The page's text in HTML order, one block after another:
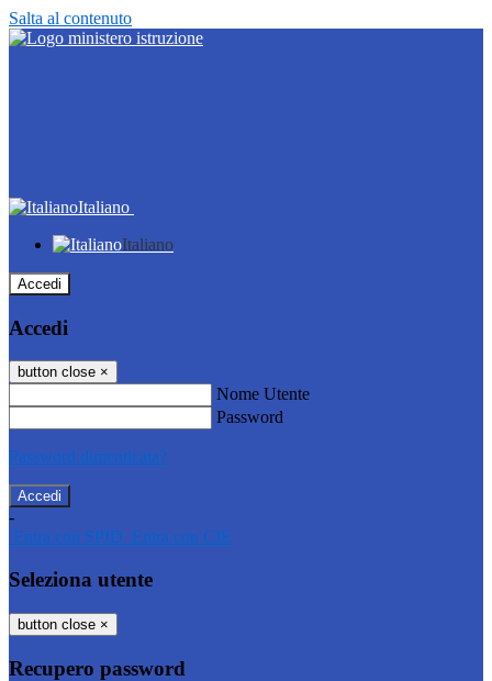
Salta al contenuto
Italiano
Italiano
Accedi
Accedi
button close ×
Nome Utente
Password
Password dimenticata?
-
Entra con SPID Entra con CIE
Seleziona utente
button close ×
Recupero password